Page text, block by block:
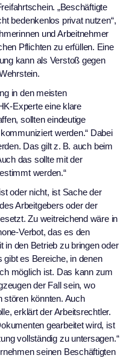
„Beschäftigte
bedenkenlos privat nutzen“,
und Arbeitnehmer
Pflichten zu erfüllen. Eine
kann als Verstoß gegen
in den meisten
Experte eine klare
sollten eindeutige
werden.“ Dabei
Das gilt z. B. auch beim
das sollte mit der
werden.“
oder nicht, ist Sache der
Arbeitgebers oder der
Zu weitreichend wäre in
Verbot, das es den
in den Betrieb zu bringen oder
gibt es Bereiche, in denen
möglich ist. Das kann zum
der Fall sein, wo
stören könnten. Auch
erklärt der Arbeitsrechtler.
gearbeitet wird, ist
vollständig zu untersagen.“
seinen Beschäftigten